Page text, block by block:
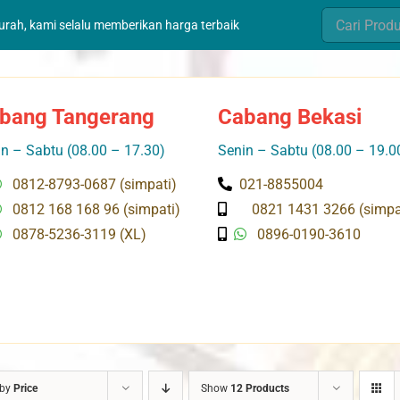
kami selalu memberikan harga terbaik
Search
for:
Tangerang
– Sabtu (08.00 – 17.30)
0812-8793-0687 (simpati)
0812 168 168 96 (simpati)
0878-5236-3119 (XL)
Cabang Bekasi
Senin – Sabtu (08.00 –
021-8855004
0821 1431 3266
0896-0190-3610
Price Show 12 Products